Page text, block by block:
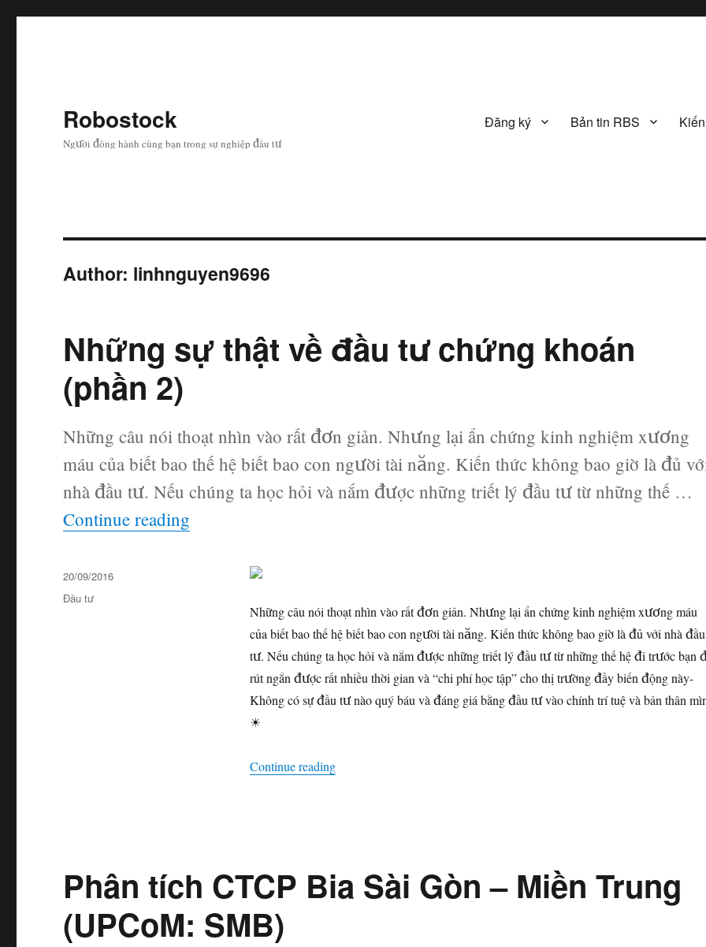
Robostock
Người đồng hành cùng bạn trong sự nghiệp đầu tư
Đăng ký Bản tin RBS
Author: linhnguyen9696
Những sự thật về đầu tư chứng khoán
(phần 2)
Những câu nói thoạt nhìn vào rất đơn giản. Nhưng lại ẩn chứng kinh nghiệm xương
máu của biết bao thế hệ biết bao con người tài năng. Kiến thức không bao giờ là đủ
nhà đầu tư. Nếu chúng ta học hỏi và nắm được những triết lý đầu tư từ những thế …
Continue reading
Những câu nói thoạt nhìn vào rất đơn giản. Nhưng lại ẩn chứng kinh nghiệm xương máu
của biết bao thế hệ biết bao con người tài năng. Kiến thức không bao giờ là đủ với nhà đầu
tư. Nếu chúng ta học hỏi và nắm được những triết lý đầu tư từ những thế hệ đi trước bạn
rút ngắn được rất nhiều thời gian và “chi phí học tập” cho thị trường đầy biến động này-
Không có sự đầu tư nào quý báu và đáng giá bằng đầu tư vào chính trí tuệ và bản thân
☀
Continue reading“Những sự thật về đầu tư chứng khoán (phần 2)”
Posted
on
20/09/2016
Categories
Đầu tư
Phân tích CTCP Bia Sài Gòn – Miền Trung
(UPCoM: SMB)